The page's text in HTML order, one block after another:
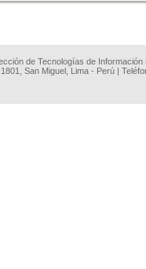
de Tecnologías de
San Miguel, Lima - Perú |